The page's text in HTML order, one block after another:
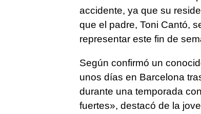
accidente, ya que su
que el padre, Toni Cantó,
representar este fin de
Según confirmó un
unos días en Barcelona
durante una temporada
fuertes», destacó de la